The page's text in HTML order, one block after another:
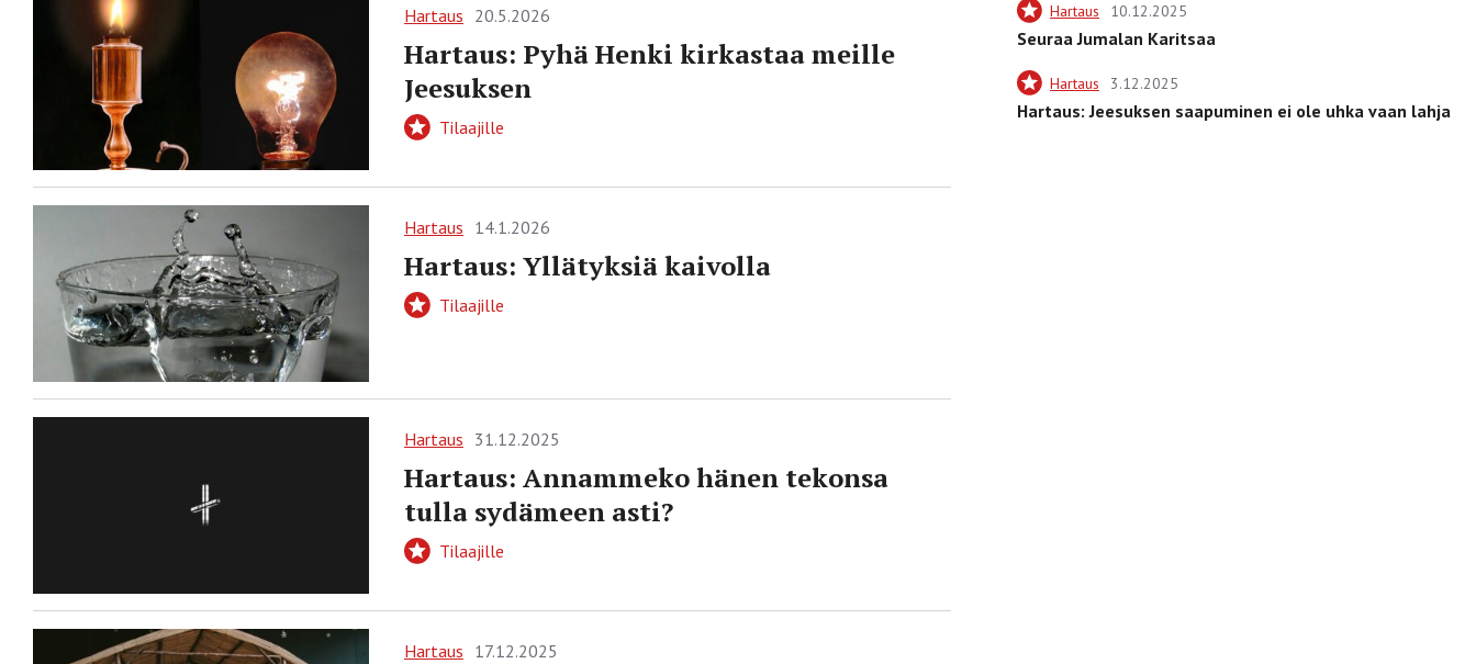
Hartaus 20.5.2026
Hartaus: Pyhä Henki kirkastaa meille
Jeesuksen
Tilaajille
Hartaus 14.1.2026
Hartaus: Yllätyksiä kaivolla
Tilaajille
Hartaus 31.12.2025
Hartaus: Annammeko hänen tekonsa
tulla sydämeen asti?
Tilaajille
Hartaus 17.12.2025
Hartaus 10.12.2025
Seuraa Jumalan Karitsaa
Hartaus 3.12.2025
Hartaus: Jeesuksen saapuminen ei ole uhka vaan lahja